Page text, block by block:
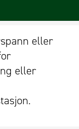
eller
eller